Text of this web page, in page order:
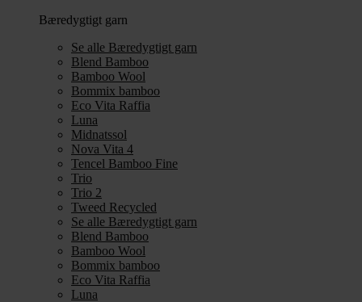
Bæredygtigt garn
Se alle Bæredygtigt garn
Blend Bamboo
Bamboo Wool
Bommix bamboo
Eco Vita Raffia
Luna
Midnatssol
Nova Vita 4
Tencel Bamboo Fine
Trio
Trio 2
Tweed Recycled
Se alle Bæredygtigt garn
Blend Bamboo
Bamboo Wool
Bommix bamboo
Eco Vita Raffia
Luna